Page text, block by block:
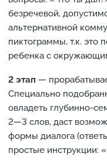
безречевой,
альтернативной
пиктограммы, т.к. это
ребенка с
2 этап —
Специально
овладеть глубинно-
2—3 слов, даст
формы диалога
простые инструкции: